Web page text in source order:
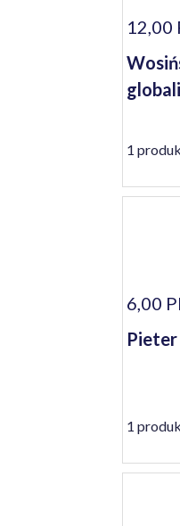
12,00
1
6,00
1